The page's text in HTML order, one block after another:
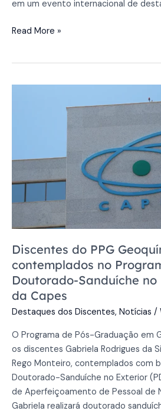
em um evento internacional de
Read More »
Discentes do PPG
contemplados no
Doutorado-Sanduíche no
da Capes
Destaques dos Discentes, Notícias /
O Programa de Pós-Graduação em
os discentes Gabriela Rodrigues da
Rego Monteiro, contemplados com
Doutorado-Sanduíche no Exterior
de Aperfeiçoamento de Pessoal de
Gabriela realizará doutorado
contemplados
Programa
de
Doutorado-
no
Exterior
(PDSE)
da
Capes